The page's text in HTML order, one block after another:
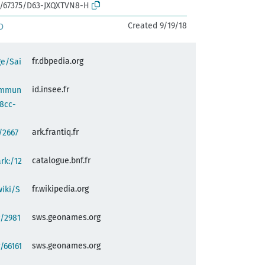
D63-JXQXTVN8-H
Created 9/19/18
Sai fr.dbpedia.org
id.insee.fr
ark.frantiq.fr
12 catalogue.bnf.fr
S fr.wikipedia.org
sws.geonames.org
sws.geonames.org